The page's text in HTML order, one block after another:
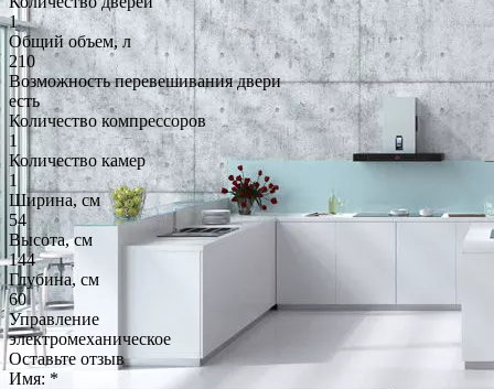
1
Общий объем, л
210
Возможность перевешивания двери
есть
Количество компрессоров
1
Количество камер
1
Ширина, см
54
Высота, см
144
Глубина, см
60
Управление
электромеханическое
Оставьте отзыв
Имя: *